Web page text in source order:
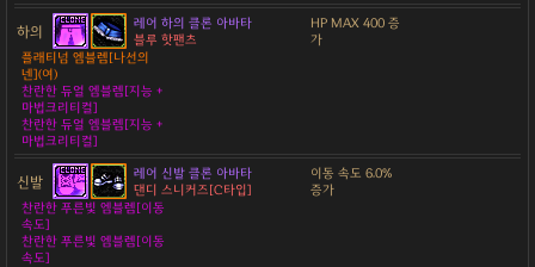
하의
레어 하의 클론 아바타
블루 핫팬츠
HP MAX 400 증
가
플래티넘 엠블렘[나선의
넨](여)
찬란한 듀얼 엠블렘[지능 +
마법크리티컬]
찬란한 듀얼 엠블렘[지능 +
마법크리티컬]
신발
레어 신발 클론 아바타
댄디 스니커즈[C타입]
이동 속도 6.0%
증가
찬란한 푸른빛 엠블렘[이동
속도]
찬란한 푸른빛 엠블렘[이동
속도]